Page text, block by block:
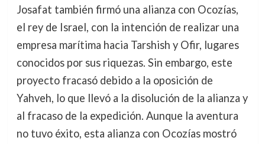
Josafat también firmó una alianza con Ocozías,
el rey de Israel, con la intención de realizar una
empresa marítima hacia Tarshish y Ofir, lugares
conocidos por sus riquezas. Sin embargo, este
proyecto fracasó debido a la oposición de
Yahveh, lo que llevó a la disolución de la alianza y
al fracaso de la expedición. Aunque la aventura
no tuvo éxito, esta alianza con Ocozías mostró